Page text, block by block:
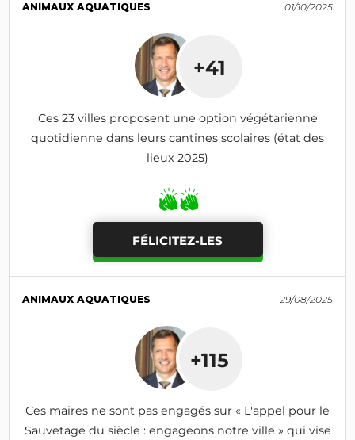
ANIMAUX AQUATIQUES 01/10/2025
+41
Ces 23 villes proposent une option végétarienne
quotidienne dans leurs cantines scolaires (état des
lieux 2025)
FÉLICITEZ-LES
ANIMAUX AQUATIQUES 29/08/2025
+115
Ces maires ne sont pas engagés sur « L'appel pour le
Sauvetage du siècle : engageons notre ville » qui vise